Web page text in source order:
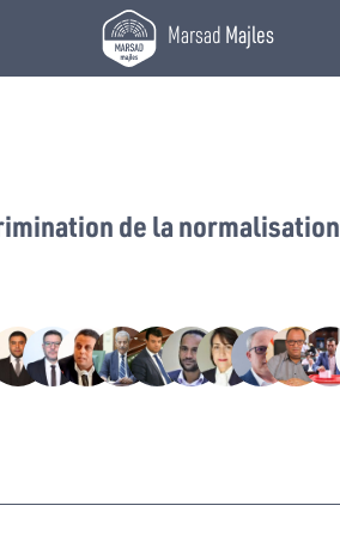
MarsadMajles
de la normalisation